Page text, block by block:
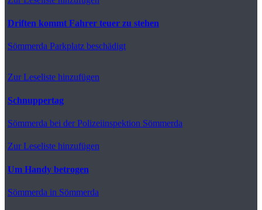
Driften kommt Fahrer teuer zu stehen
Sömmerda Parkplatz beschädigt
Zur Leseliste hinzufügen
Schnuppertag
Sömmerda bei der Polizeiinspektion Sömmerda
Zur Leseliste hinzufügen
Um Handy betrogen
Sömmerda in Sömmerda